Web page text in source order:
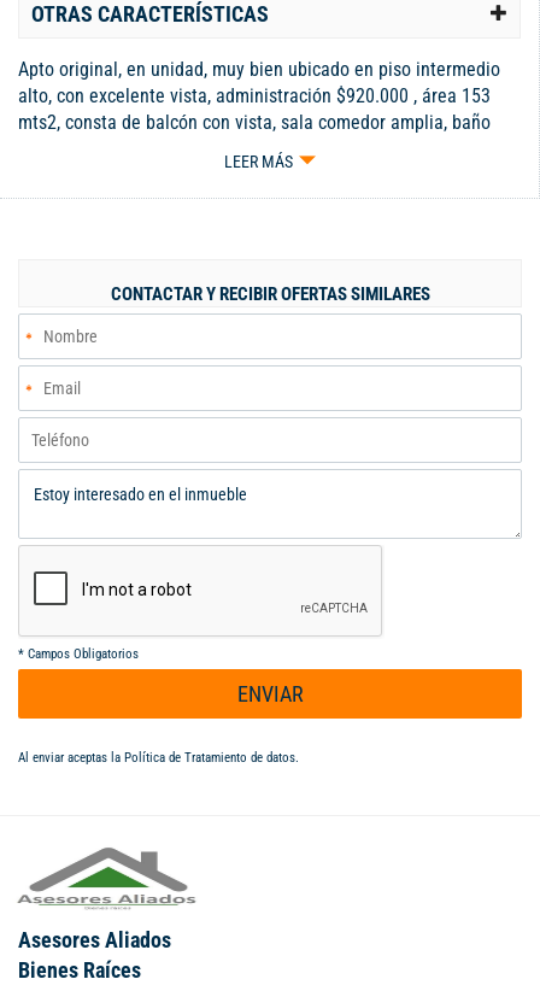
OTRAS CARACTERÍSTICAS
Apto original, en unidad, muy bien ubicado en piso intermedio
alto, con excelente vista, administración $920.000 , área 153
mts2, consta de balcón con vista, sala comedor amplia, baño
social, cocina integral cerrada, zona de oficios independiente,
principal con baño vestiert, baño de alcobas, parqueadero doble,
LEER MÁS
CONTACTAR Y RECIBIR OFERTAS SIMILARES
* Campos Obligatorios
ENVIAR
Al enviar aceptas la Política de Tratamiento de datos.
Asesores Aliados
Bienes Raíces